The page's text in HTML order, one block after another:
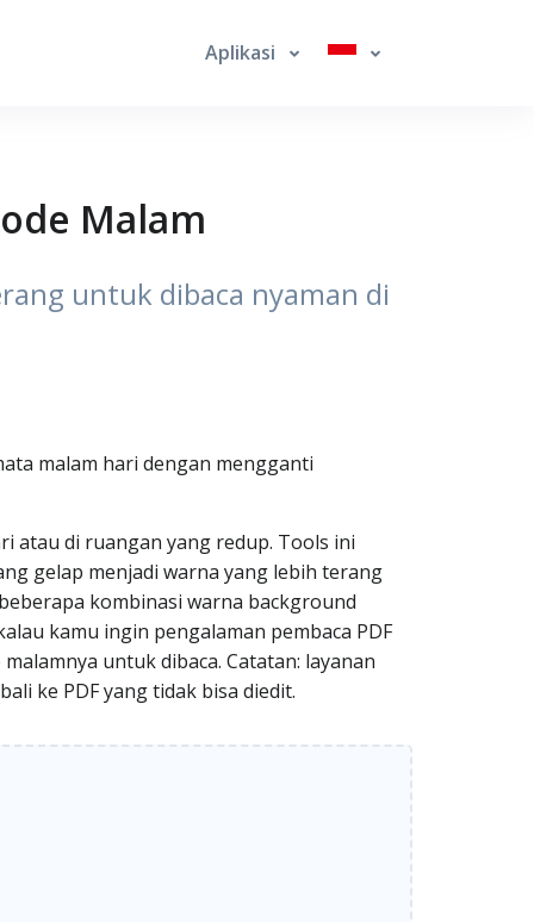
Aplikasi
Malam
untuk dibaca nyaman di
malam hari dengan mengganti
atau di ruangan yang redup. Tools ini
gelap menjadi warna yang lebih terang
kombinasi warna background
kamu ingin pengalaman pembaca PDF
untuk dibaca. Catatan: layanan
ke PDF yang tidak bisa diedit.